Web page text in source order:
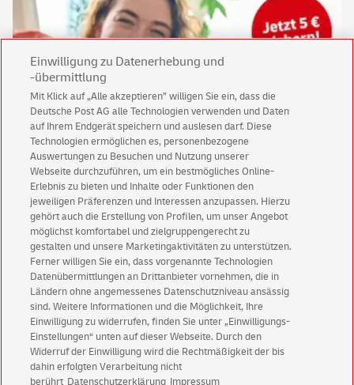
Keine News mehr verpassen!
Für den Shop-Newsletter anmelden und
Willkommensgutschein für eine Bestellung sichern.
Jetzt anmelden und Rabatt sichern
Kundenservice
Warnung vor gefälschtenMails
Einwilligung zu Datenerhebung und
-übermittlung
Mit Klick auf „Alle akzeptieren” willigen Sie ein, dass die
Deutsche Post AG alle Technologien verwenden und Daten
auf Ihrem Endgerät speichern und auslesen darf. Diese
Technologien ermöglichen es, personenbezogene
Auswertungen zu Besuchen und Nutzung unserer
Webseite durchzuführen, um ein bestmögliches Online-
Erlebnis zu bieten und Inhalte oder Funktionen den
jeweiligen Präferenzen und Interessen anzupassen. Hierzu
gehört auch die Erstellung von Profilen, um unser Angebot
möglichst komfortabel und zielgruppengerecht zu
gestalten und unsere Marketingaktivitäten zu unterstützen.
Ferner willigen Sie ein, dass vorgenannte Technologien
Datenübermittlungen an Drittanbieter vornehmen, die in
Ländern ohne angemessenes Datenschutzniveau ansässig
sind. Weitere Informationen und die Möglichkeit, Ihre
Einwilligung zu widerrufen, finden Sie unter „Einwilligungs-
Einstellungen“ unten auf dieser Webseite. Durch den
Widerruf der Einwilligung wird die Rechtmäßigkeit der bis
dahin erfolgten Verarbeitung nicht
berührt Datenschutzerklärung Impressum